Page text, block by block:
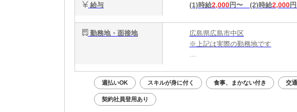
給与 (1)時給2,000円〜 (2)時給2,000
勤務地・面接地
広島県広島市中区
※上記は実際の勤務地です
週払いOK スキルが身に付く 食事、まかない付き 交
契約社員登用あり